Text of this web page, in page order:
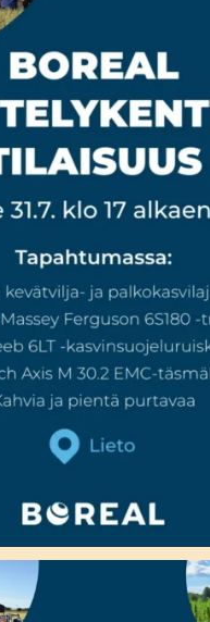
Ensi viikolla Pohjanmaalla tapahtuu!🤩